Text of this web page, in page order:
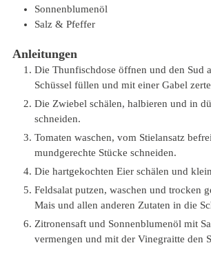
Sonnenblumenöl
Salz & Pfeffer
Anleitungen
Die Thunfischdose öffnen und den Sud
Schüssel füllen und mit einer Gabel
Die Zwiebel schälen, halbieren und in
schneiden.
Tomaten waschen, vom Stielansatz
mundgerechte Stücke schneiden.
Die hartgekochten Eier schälen und
Feldsalat putzen, waschen und trocken
Mais und allen anderen Zutaten in die
Zitronensaft und Sonnenblumenöl mit
vermengen und mit der Vinegraitte den